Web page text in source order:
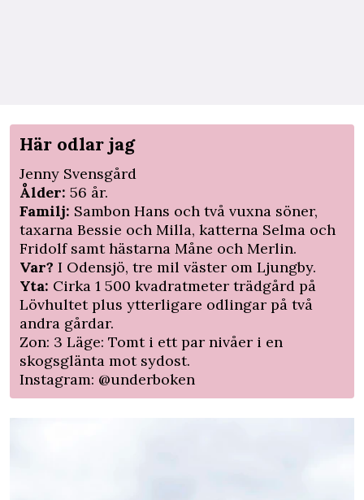
Här odlar jag
Jenny Svensgård
Ålder: 56 år.
Familj: Sambon Hans och två vuxna söner,
taxarna Bessie och Milla, katterna Selma och
Fridolf samt hästarna Måne och Merlin.
Var? I Odensjö, tre mil ­väster om Ljungby.
Yta: Cirka 1 500 kvadratmeter trädgård på
Lövhultet plus ytterligare odlingar på två
andra gårdar.
Zon: 3 Läge: Tomt i ett par nivåer i en
skogsglänta mot sydost.
Instagram: @underboken